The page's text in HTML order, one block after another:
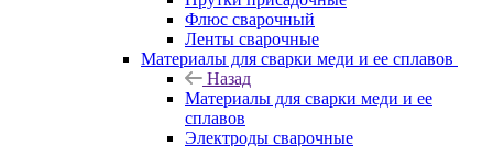
Флюс сварочный
Ленты сварочные
Материалы для сварки меди и ее сплавов
Назад
Материалы для сварки меди и ее
сплавов
Электроды сварочные